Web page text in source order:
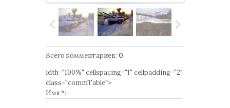
Всего комментариев: 0
idth="100%" cellspacing="1" cellpadding="2"
class="commTable">
Имя *: